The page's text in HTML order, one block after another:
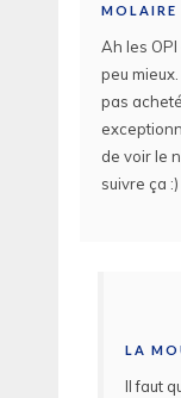
MOLAIRE
Ah les
peu
pas
de voir le
suivre ça
LA
Il faut